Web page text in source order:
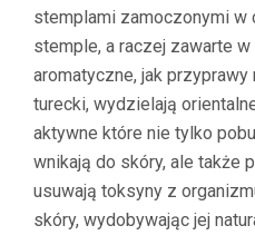
stemplami zamoczonymi w
stemple, a raczej zawarte w
aromatyczne, jak
turecki, wydzielają
aktywne które nie tylko
wnikają do skóry, ale także
usuwają toksyny z
skóry, wydobywając jej